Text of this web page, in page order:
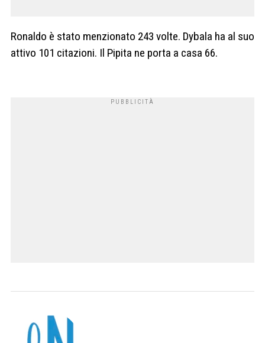
Ronaldo è stato menzionato 243 volte. Dybala ha al suo
attivo 101 citazioni. Il Pipita ne porta a casa 66.